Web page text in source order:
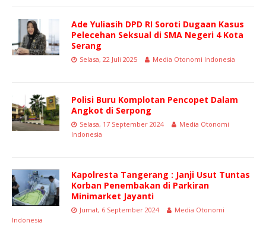
Ade Yuliasih DPD RI Soroti Dugaan Kasus
Pelecehan Seksual di SMA Negeri 4 Kota
Serang
Selasa, 22 Juli 2025 Media Otonomi Indonesia
Polisi Buru Komplotan Pencopet Dalam
Angkot di Serpong
Selasa, 17 September 2024
Media Otonomi
Indonesia
Kapolresta Tangerang : Janji Usut Tuntas
Korban Penembakan di Parkiran
Minimarket Jayanti
Jumat, 6 September 2024
Media Otonomi
Indonesia